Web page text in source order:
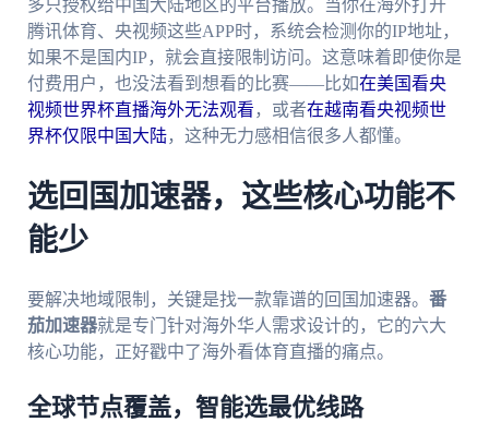
多只授权给中国大陆地区的平台播放。当你在海外打开
腾讯体育、央视频这些APP时，系统会检测你的IP地址，
如果不是国内IP，就会直接限制访问。这意味着即使你是
付费用户，也没法看到想看的比赛——比如在美国看央
视频世界杯直播海外无法观看 ，或者在越南看央视频世
界杯仅限中国大陆，这种无力感相信很多人都懂。
选回国加速器，这些核心功能不
能少
要解决地域限制，关键是找一款靠谱的回国加速器。 番
茄加速器就是专门针对海外华人需求设计的，它的六大
核心功能，正好戳中了海外看体育直播的痛点。
全球节点覆盖，智能选最优线路